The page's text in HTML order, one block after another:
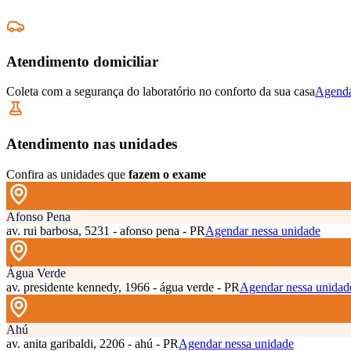
Atendimento domiciliar
Coleta com a segurança do laboratório no conforto da sua casa
Atendimento nas unidades
Confira as unidades que fazem o exame
Afonso Pena
av. rui barbosa, 5231 - afonso pena - PRAgendar nessa unidade
Água Verde
av. presidente kennedy, 1966 - água verde - PRAgendar nessa
Ahú
av. anita garibaldi, 2206 - ahú - PRAgendar nessa unidade